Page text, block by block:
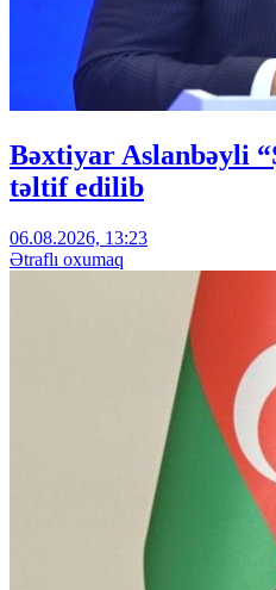
Bəxtiyar Aslanbəyli
təltif edilib
06.08.2026, 13:23
Ətraflı oxumaq